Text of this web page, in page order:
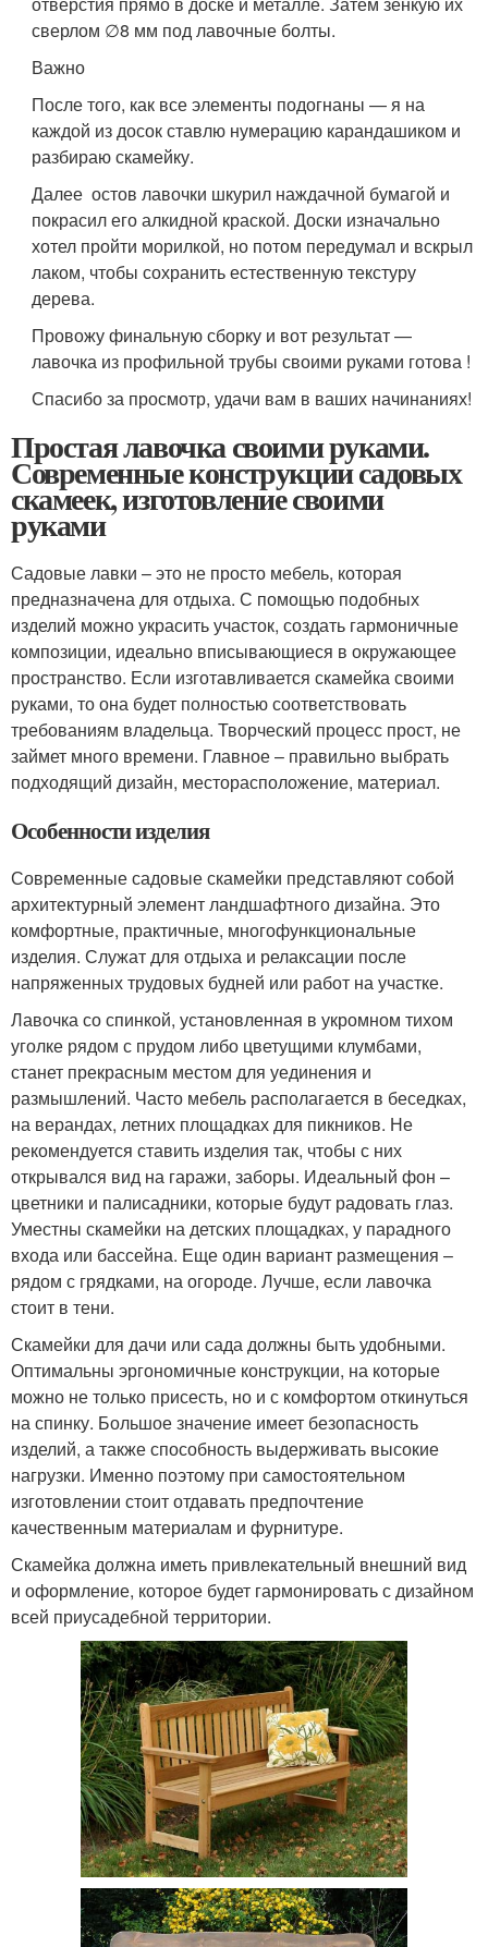
сверлом ∅8 мм под лавочные болты.
Важно
После того, как все элементы подогнаны — я на
каждой из досок ставлю нумерацию карандашиком и
разбираю скамейку.
Далее остов лавочки шкурил наждачной бумагой и
покрасил его алкидной краской. Доски изначально
хотел пройти морилкой, но потом передумал и вскрыл
лаком, чтобы сохранить естественную текстуру
дерева.
Провожу финальную сборку и вот результат —
лавочка из профильной трубы своими руками готова !
Спасибо за просмотр, удачи вам в ваших начинаниях!
Простая лавочка своими руками.
Современные конструкции садовых
скамеек, изготовление своими
руками
Садовые лавки – это не просто мебель, которая
предназначена для отдыха. С помощью подобных
изделий можно украсить участок, создать гармоничные
композиции, идеально вписывающиеся в окружающее
пространство. Если изготавливается скамейка своими
руками, то она будет полностью соответствовать
требованиям владельца. Творческий процесс прост, не
займет много времени. Главное – правильно выбрать
подходящий дизайн, месторасположение, материал.
Особенности изделия
Современные садовые скамейки представляют собой
архитектурный элемент ландшафтного дизайна. Это
комфортные, практичные, многофункциональные
изделия. Служат для отдыха и релаксации после
напряженных трудовых будней или работ на участке.
Лавочка со спинкой, установленная в укромном тихом
уголке рядом с прудом либо цветущими клумбами,
станет прекрасным местом для уединения и
размышлений. Часто мебель располагается в беседках,
на верандах, летних площадках для пикников. Не
рекомендуется ставить изделия так, чтобы с них
открывался вид на гаражи, заборы. Идеальный фон –
цветники и палисадники, которые будут радовать глаз.
Уместны скамейки на детских площадках, у парадного
входа или бассейна. Еще один вариант размещения –
рядом с грядками, на огороде. Лучше, если лавочка
стоит в тени.
Скамейки для дачи или сада должны быть удобными.
Оптимальны эргономичные конструкции, на которые
можно не только присесть, но и с комфортом откинуться
на спинку. Большое значение имеет безопасность
изделий, а также способность выдерживать высокие
нагрузки. Именно поэтому при самостоятельном
изготовлении стоит отдавать предпочтение
качественным материалам и фурнитуре.
Скамейка должна иметь привлекательный внешний вид
и оформление, которое будет гармонировать с дизайном
всей приусадебной территории.